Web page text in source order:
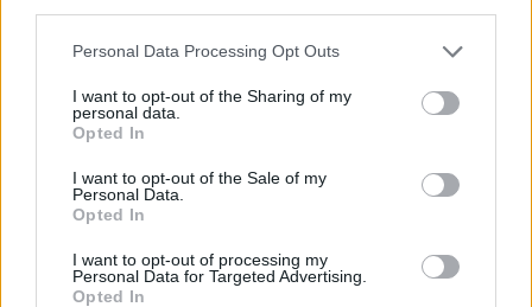
Please note that this website/app uses one or more Google
not limited to your visit or usage behaviour. You may click to
grant or deny consent to Google and its third-party tags to
use your data for below specified purposes in below Google
consent section.
Personal Data Processing Opt Outs
I want to opt-out of the Sharing of my
personal data.
Opted In
I want to opt-out of the Sale of my
Personal Data.
Opted In
I want to opt-out of processing my
Personal Data for Targeted Advertising.
Opted In